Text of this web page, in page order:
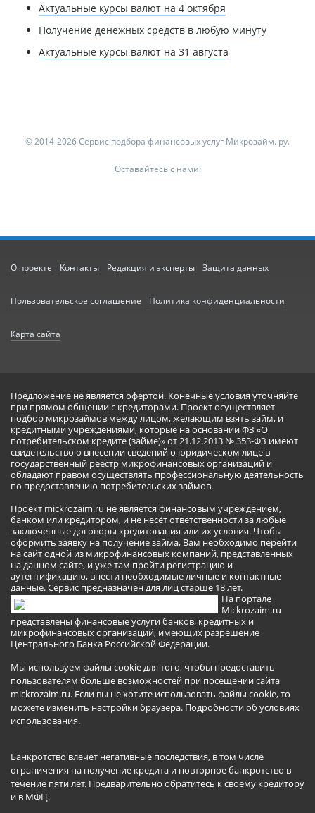
Актуальные курсы валют на 4 октября
Получение денежных средств в любую минуту
Актуальные курсы валют на 31 августа
© 2014-2026 Сервис подбора финансовых услуг Микрозайм. ру.
Оставайтесь с нами:
О проекте Контакты Редакция и эксперты Защита данных
Пользовательское соглашение Политика конфиденциальности
Карта сайта
Предложение не является офертой. Конечные условия уточняйте
при прямом общении с кредиторами. Проект осуществляет
подбор микрозаймов между лицом, желающим взять займ, и
кредитными учреждениями, которые на основании ФЗ «О
потребительском кредите (займе)» от 21.12.2013 № 353-ФЗ имеют
свидетельство о внесении сведений о юридическом лице в
государственный реестр микрофинансовых организаций и
обладают правом осуществлять профессиональную деятельность
по предоставлению потребительских займов.
Проект mickrozaim.ru не является финансовым учреждением,
банком или кредитором, и не несёт ответственности за любые
заключенные договоры кредитования или их условия. Чтобы
оформить заявку на получение займа, Вам необходимо перейти
на сайт одной из микрофинансовых компаний, представленных
на данном сайте, и уже там пройти регистрацию и
аутентификацию, внести необходимые личные и контактные
данные. Сервис предназначен для лиц старше 18 лет.
На портале
Mickrozaim.ru
представлены финансовые услуги банков, кредитных и
микрофинансовых организаций, имеющих разрешение
Центрального Банка Российской Федерации.
Мы используем файлы cookie для того, чтобы предоставить
пользователям больше возможностей при посещении сайта
mickrozaim.ru. Если вы не хотите использовать файлы cookie, то
можете изменить настройки браузера. Подробности об условиях
использования.
Банкротство влечет негативные последствия, в том числе
ограничения на получение кредита и повторное банкротство в
течение пяти лет. Предварительно обратитесь к своему кредитору
и в МФЦ.